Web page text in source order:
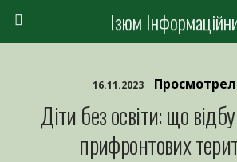
Ізюм
16.11.2023
Діти без освіти: що
прифронтових